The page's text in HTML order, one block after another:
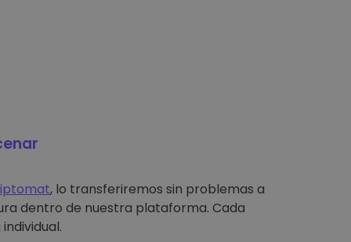
, lo transferiremos sin problemas a
dentro de nuestra plataforma. Cada